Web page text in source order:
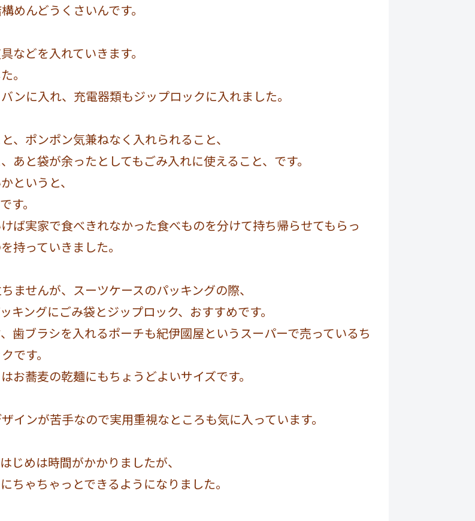
めんどうくさいんです。
などを入れていきます。
。
ンに入れ、充電器類もジップロックに入れました。
、ポンポン気兼ねなく入れられること、
あと袋が余ったとしてもごみ入れに使えること、です。
というと、
す。
ば実家で食べきれなかった食べものを分けて持ち帰らせてもらっ
持っていきました。
ませんが、スーツケースのパッキングの際、
ングにごみ袋とジップロック、おすすめです。
歯ブラシを入れるポーチも紀伊國屋というスーパーで売っているち
です。
お蕎麦の乾麺にもちょうどよいサイズです。
インが苦手なので実用重視なところも気に入っています。
じめは時間がかかりましたが、
ちゃちゃっとできるようになりました。